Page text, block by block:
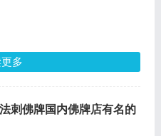
多
刺佛牌国内佛牌店有名的